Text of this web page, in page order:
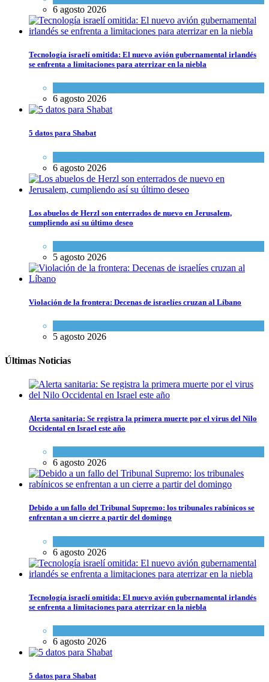
6 agosto 2026
Tecnología israelí omitida: El nuevo avión gubernamental irlandés
se enfrenta a limitaciones para aterrizar en la niebla
6 agosto 2026
5 datos para Shabat
6 agosto 2026
Los abuelos de Herzl son enterrados de nuevo en Jerusalem,
cumpliendo así su último deseo
5 agosto 2026
Violación de la frontera: Decenas de israelíes cruzan al Líbano
5 agosto 2026
Últimas Noticias
Alerta sanitaria: Se registra la primera muerte por el virus del Nilo
Occidental en Israel este año
6 agosto 2026
Debido a un fallo del Tribunal Supremo: los tribunales rabínicos se
enfrentan a un cierre a partir del domingo
6 agosto 2026
Tecnología israelí omitida: El nuevo avión gubernamental irlandés
se enfrenta a limitaciones para aterrizar en la niebla
6 agosto 2026
5 datos para Shabat